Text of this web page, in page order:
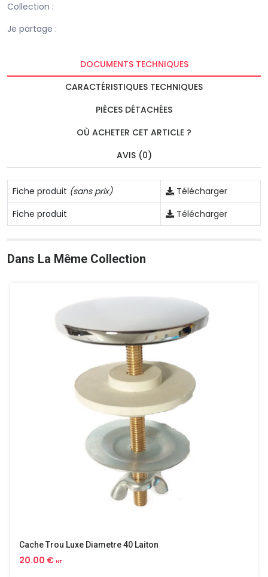
Collection :
Je partage :
DOCUMENTS TECHNIQUES
CARACTÉRISTIQUES TECHNIQUES
PIÈCES DÉTACHÉES
OÙ ACHETER CET ARTICLE ?
AVIS (0)
Fiche produit (sans prix)
Télécharger
Fiche produit
Télécharger
Dans La Même Collection
Cache Trou Luxe Diametre 40 Laiton
20.00 € HT